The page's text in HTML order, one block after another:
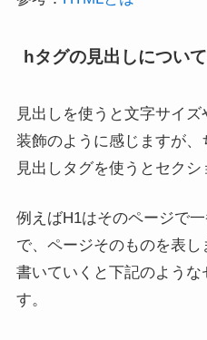
hタグの見出しについて
見出しを使うと文字サイ
装飾のように感じますが、
見出しタグを使うとセクシ
例えばH1はそのページで
で、ページそのものを表し
書いていくと下記のような
す。